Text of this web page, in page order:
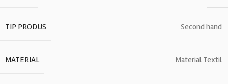
TIP PRODUS Second hand
MATERIAL Material Textil